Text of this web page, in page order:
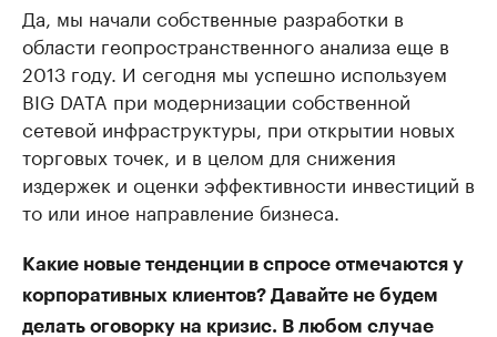
Да, мы начали собственные разработки в
области геопространственного анализа еще в
2013 году. И сегодня мы успешно используем
BIG DATA при модернизации собственной
сетевой инфраструктуры, при открытии новых
торговых точек, и в целом для снижения
издержек и оценки эффективности инвестиций в
то или иное направление бизнеса.
Какие новые тенденции в спросе отмечаются у
корпоративных клиентов? Давайте не будем
делать оговорку на кризис. В любом случае